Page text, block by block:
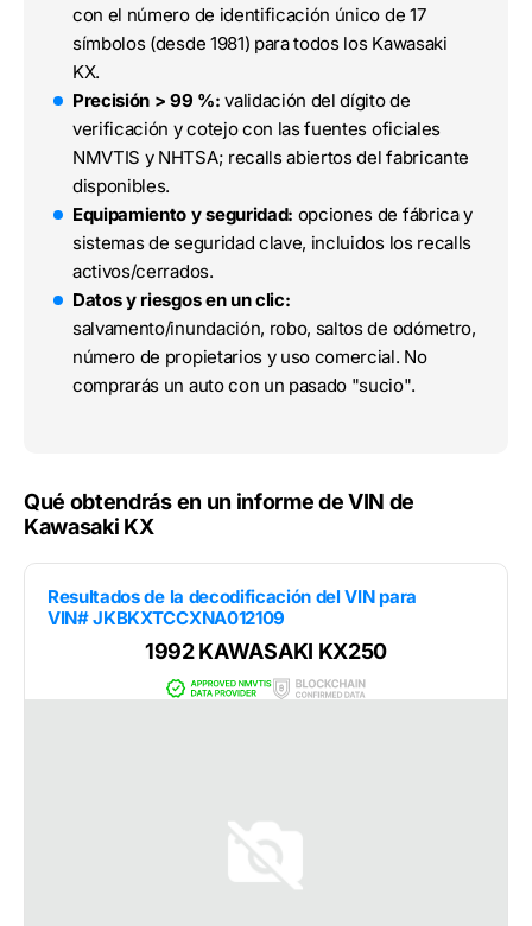
con el número de identificación único de 17
símbolos (desde 1981) para todos los Kawasaki
KX.
Precisión > 99 %: validación del dígito de
verificación y cotejo con las fuentes oficiales
NMVTIS y NHTSA; recalls abiertos del fabricante
disponibles.
Equipamiento y seguridad: opciones de fábrica y
sistemas de seguridad clave, incluidos los recalls
activos/cerrados.
Datos y riesgos en un clic:
salvamento/inundación, robo, saltos de odómetro,
número de propietarios y uso comercial. No
comprarás un auto con un pasado "sucio".
Qué obtendrás en un informe de VIN de
Kawasaki KX
Resultados de la decodificación del VIN para
VIN# JKBKXTCCXNA012109
1992 KAWASAKI KX250